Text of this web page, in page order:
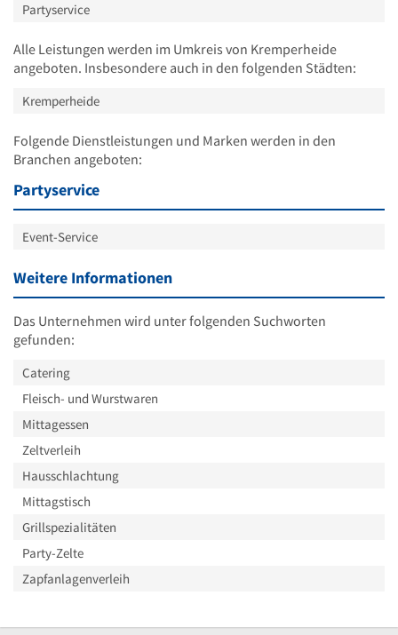
Partyservice
Alle Leistungen werden im Umkreis von Kremperheide
angeboten. Insbesondere auch in den folgenden Städten:
Kremperheide
Folgende Dienstleistungen und Marken werden in den
Branchen angeboten:
Partyservice
Event-Service
Weitere Informationen
Das Unternehmen wird unter folgenden Suchworten
gefunden:
Catering
Fleisch- und Wurstwaren
Mittagessen
Zeltverleih
Hausschlachtung
Mittagstisch
Grillspezialitäten
Party-Zelte
Zapfanlagenverleih